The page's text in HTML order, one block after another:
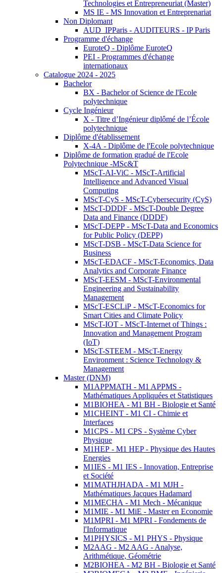
Technologies et Entrepreneuriat (Master)
MS IE - MS Innovation et Entreprenariat
Non Diplomant
AUD_IPParis - AUDITEURS - IP Paris
Programme d'échange
EuroteQ - Diplôme EuroteQ
PEI - Programmes d'échange
internationaux
Catalogue 2024 - 2025
Bachelor
BX - Bachelor of Science de l'Ecole
polytechnique
Cycle Ingénieur
X - Titre d’Ingénieur diplômé de l’École
polytechnique
Diplôme d'établissement
X-4A - Diplôme de l'Ecole polytechnique
Diplôme de formation gradué de l'Ecole
Polytechnique -MSc&T
MScT-AI-ViC - MScT-Artificial
Intelligence and Advanced Visual
Computing
MScT-CyS - MScT-Cybersecurity (CyS)
MScT-DDDF - MScT-Double Degree
Data and Finance (DDDF)
MScT-DEPP - MScT-Data and Economics
for Public Policy (DEPP)
MScT-DSB - MScT-Data Science for
Business
MScT-EDACF - MScT-Economics, Data
Analytics and Corporate Finance
MScT-EESM - MScT-Environmental
Engineering and Sustainability
Management
MScT-ESCLiP - MScT-Economics for
Smart Cities and Climate Policy
MScT-IOT - MScT-Internet of Things :
Innovation and Management Program
(IoT)
MScT-STEEM - MScT-Energy
Environment : Science Technology &
Management
Master (DNM)
M1APPMATH - M1 APPMS -
Mathématiques Appliquées et Statistiques
M1BIOHEA - M1 BH - Biologie et Santé
M1CHEINT - M1 CI - Chimie et
Interfaces
M1CPS - M1 CPS - Système Cyber
Physique
M1HEP - M1 HEP - Physique des Hautes
Energies
M1IES - M1 IES - Innovation, Entreprise
et Société
M1MATHJHADA - M1 MJH -
Mathématiques Jacques Hadamard
M1MECHA - M1 Mech - Mécanique
M1MIE - M1 MiE - Master en Economie
M1MPRI - M1 MPRI - Fondements de
l'Informatique
M1PHYSICS - M1 PHYS - Physique
M2AAG - M2 AAG - Analyse,
Arithmétique, Géométrie
M2BIOHEA - M2 BH - Biologie et Santé